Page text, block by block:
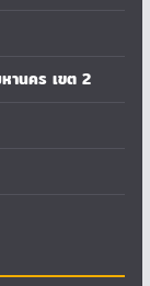
านคร เขต 2